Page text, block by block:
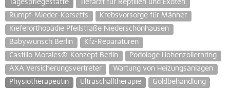
Tagespflegestätte
Tierarzt für Reptilien und Exoten
Rumpf-Mieder-Korsetts
Krebsvorsorge für Männer
Kieferorthopädie Pfeilstraße Niederschönhausen
Babywunsch Berlin
Kfz-Reparaturen
Castillo Morales®-Konzept Berlin
Podologe Hohenzollernring
AXA Versicherungsvertreter
Wartung von Heizungsanlagen
Physiotherapeutin
Ultraschalltherapie
Goldbehandlung